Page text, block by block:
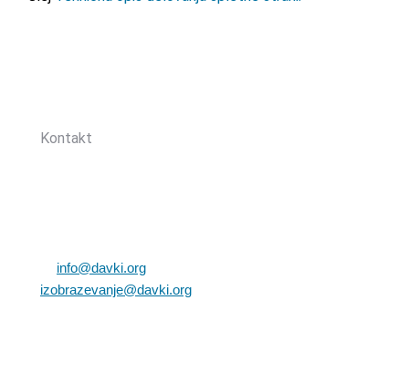
Kontakt
info@davki.org
izobrazevanje@davki.org